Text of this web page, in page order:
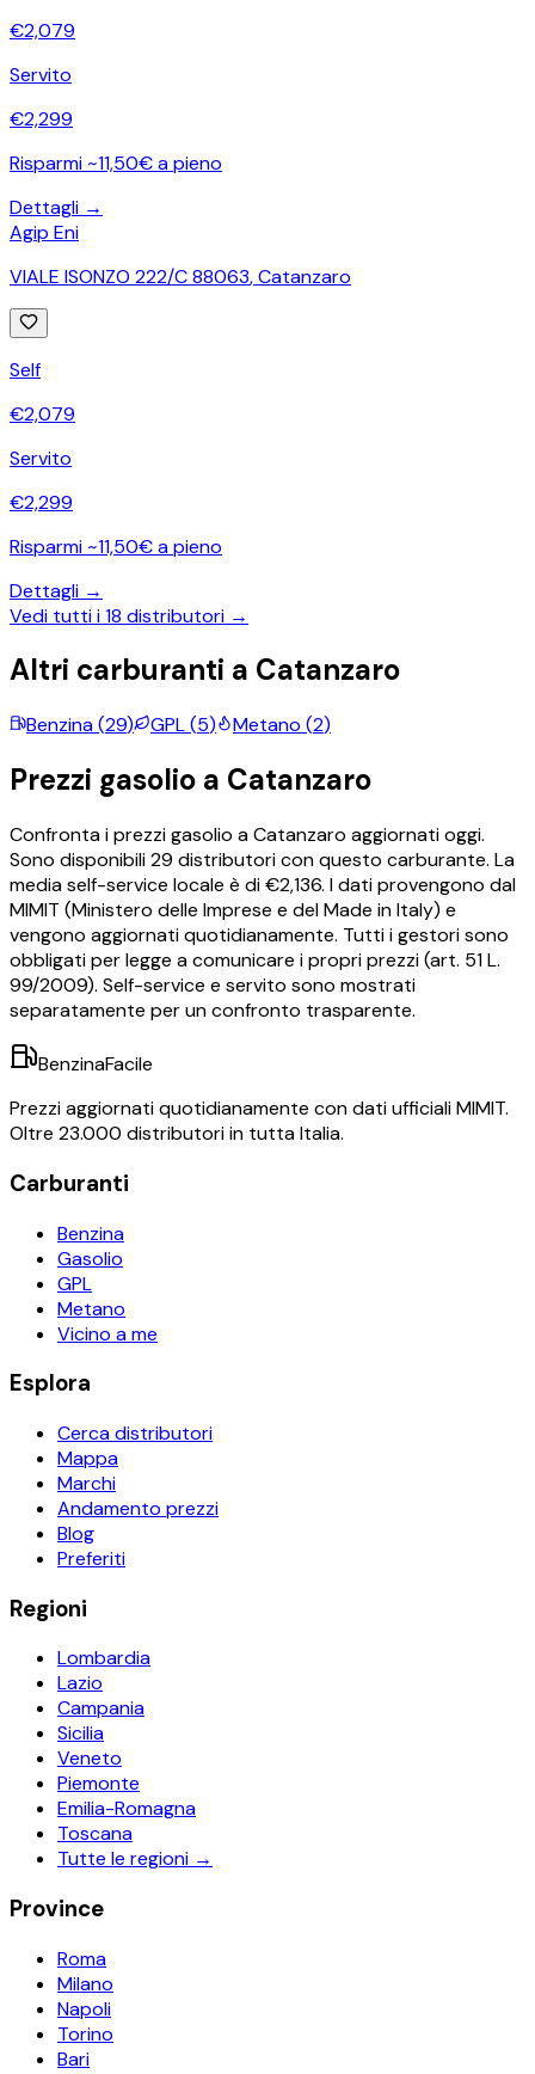
€2,079
Servito
€2,299
Risparmi ~11,50€ a pieno
Dettagli →
Agip Eni
VIALE ISONZO 222/C 88063,Catanzaro
Self
€2,079
Servito
€2,299
Risparmi ~11,50€ a pieno
Dettagli →
Vedi tutti i18 distributori →
Altri carburanti a Catanzaro
Benzina(29) GPL(5) Metano (2)
Prezzi gasolio a Catanzaro
Confronta i prezzigasolio aCatanzaro aggiornati oggi.
Sono disponibili29 distributori con questo carburante. La
media self-service locale è di €2,136. I dati provengono dal
MIMIT (Ministero delle Imprese e del Made in Italy) e
vengono aggiornati quotidianamente. Tutti i gestori sono
obbligati per legge a comunicare i propri prezzi (art. 51 L.
99/2009). Self-service e servito sono mostrati
separatamente per un confronto trasparente.
BenzinaFacile
Prezzi aggiornati quotidianamente con dati ufficiali MIMIT.
Oltre 23.000 distributori in tutta Italia.
Carburanti
Benzina
Gasolio
GPL
Metano
Vicino a me
Esplora
Cerca distributori
Mappa
Marchi
Andamento prezzi
Blog
Preferiti
Regioni
Lombardia
Lazio
Campania
Sicilia
Veneto
Piemonte
Emilia-Romagna
Toscana
Tutte le regioni →
Province
Roma
Milano
Napoli
Torino
Bari